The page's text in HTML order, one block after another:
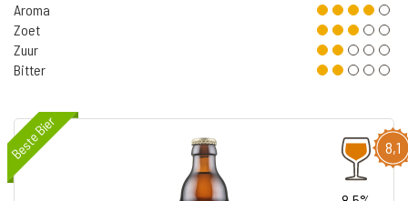
Aroma
Zoet
Zuur
Bitter
Beste Bier 8,1